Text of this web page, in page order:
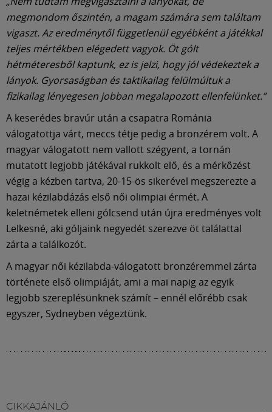
megmondom őszintén, a magam számára sem találtam
vigaszt. Az eredménytől függetlenül egyébként a játékkal
teljes mértékben elégedett vagyok. Öt gólt
hétméteresből kaptunk, ez is jelzi, hogy jól védekeztek a
lányok. Gyorsaságban és taktikailag felülmúltuk a
fizikailag lényegesen jobban megalapozott ellenfelünket.”
A keserédes bravúr után a csapatra Románia
válogatottja várt, meccs tétje pedig a bronzérem volt. A
magyar válogatott nem vallott szégyent, a tornán
mutatott legjobb játékával rukkolt elő, és a mérkőzést
végig a kézben tartva, 20-15-ös sikerével megszerezte a
hazai kézilabdázás első női olimpiai érmét. A
keletnémetek elleni gólcsend után újra eredményes volt
Lelkesné, aki góljaink negyedét szerezve öt találattal
zárta a találkozót.
A magyar női kézilabda-válogatott bronzéremmel zárta
története első olimpiáját, ami a mai napig az egyik
legjobb szereplésünknek számít – ennél előrébb csak
egyszer, Sydneyben végeztünk.
CIKKAJÁNLÓ